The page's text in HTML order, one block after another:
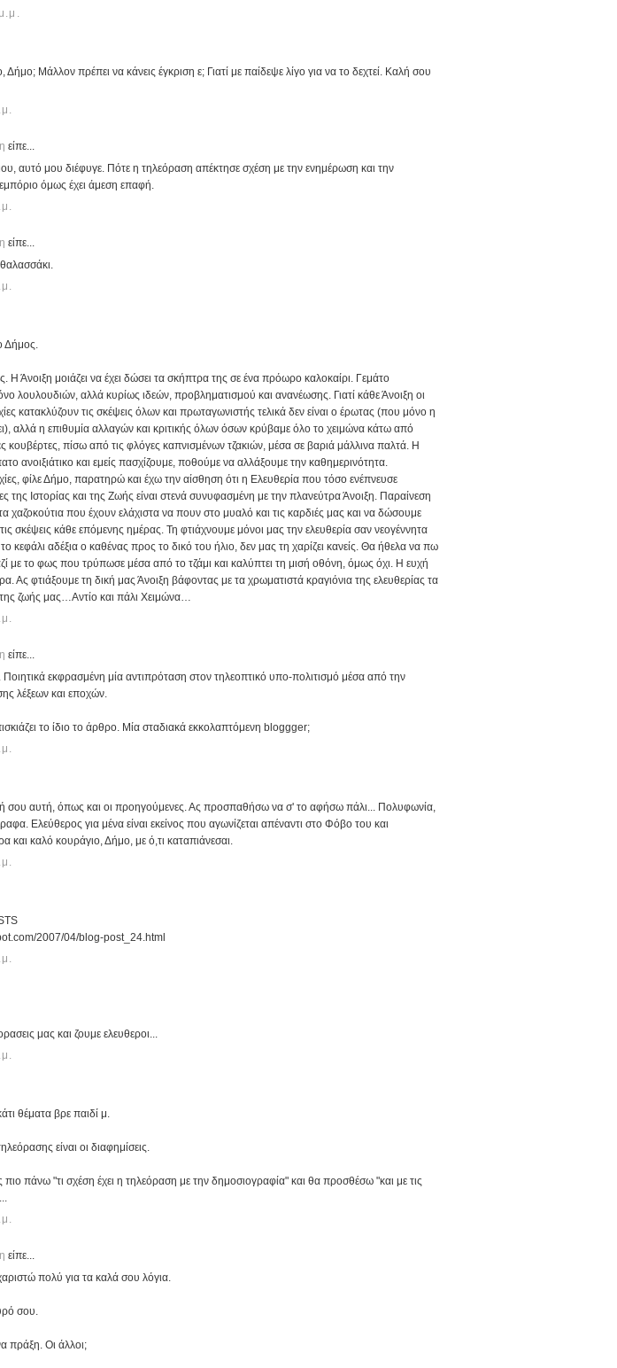
Δήμο; Μάλλον πρέπει να κάνεις έγκριση ε; Γιατί με παίδεψε λίγο για να το δεχτεί. Καλή σου
είπε...
αυτό μου διέφυγε. Πότε η τηλεόραση απέκτησε σχέση με την ενημέρωση και την
όμως έχει άμεση επαφή.
είπε...
Δήμος.
Η Άνοιξη μοιάζει να έχει δώσει τα σκήπτρα της σε ένα πρόωρο καλοκαίρι. Γεμάτο
λουλουδιών, αλλά κυρίως ιδεών, προβληματισμού και ανανέωσης. Γιατί κάθε Άνοιξη οι
κατακλύζουν τις σκέψεις όλων και πρωταγωνιστής τελικά δεν είναι ο έρωτας (που μόνο η
αλλά η επιθυμία αλλαγών και κριτικής όλων όσων κρύβαμε όλο το χειμώνα κάτω από
κουβέρτες, πίσω από τις φλόγες καπνισμένων τζακιών, μέσα σε βαριά μάλλινα παλτά. Η
ανοιξιάτικο και εμείς πασχίζουμε, ποθούμε να αλλάξουμε την καθημερινότητα.
φίλε Δήμο, παρατηρώ και έχω την αίσθηση ότι η Ελευθερία που τόσο ενέπνευσε
της Ιστορίας και της Ζωής είναι στενά συνυφασμένη με την πλανεύτρα Άνοιξη. Παραίνεση
χαζοκούτια που έχουν ελάχιστα να πουν στο μυαλό και τις καρδιές μας και να δώσουμε
σκέψεις κάθε επόμενης ημέρας. Τη φτιάχνουμε μόνοι μας την ελευθερία σαν νεογέννητα
κεφάλι αδέξια ο καθένας προς το δικό του ήλιο, δεν μας τη χαρίζει κανείς. Θα ήθελα να πω
με το φως που τρύπωσε μέσα από το τζάμι και καλύπτει τη μισή οθόνη, όμως όχι. Η ευχή
Ας φτιάξουμε τη δική μας Άνοιξη βάφοντας με τα χρωματιστά κραγιόνια της ελευθερίας τα
ζωής μας…Αντίο και πάλι Χειμώνα…
είπε...
εκφρασμένη μία αντιπρόταση στον τηλεοπτικό υπο-πολιτισμό μέσα από την
λέξεων και εποχών.
το ίδιο το άρθρο. Μία σταδιακά εκκολαπτόμενη bloggger;
σου αυτή, όπως και οι προηγούμενες. Ας προσπαθήσω να σ' το αφήσω πάλι... Πολυφωνία,
Ελεύθερος για μένα είναι εκείνος που αγωνίζεται απέναντι στο Φόβο του και
και καλό κουράγιο, Δήμο, με ό,τι καταπιάνεσαι.
2007/04/blog-post_24.html
μας και ζουμε ελευθεροι...
θέματα βρε παιδί μ.
είναι οι διαφημίσεις.
πάνω "τι σχέση έχει η τηλεόραση με την δημοσιογραφία" και θα προσθέσω "και με τις
είπε...
πολύ για τα καλά σου λόγια.
σου.
πράξη. Οι άλλοι;